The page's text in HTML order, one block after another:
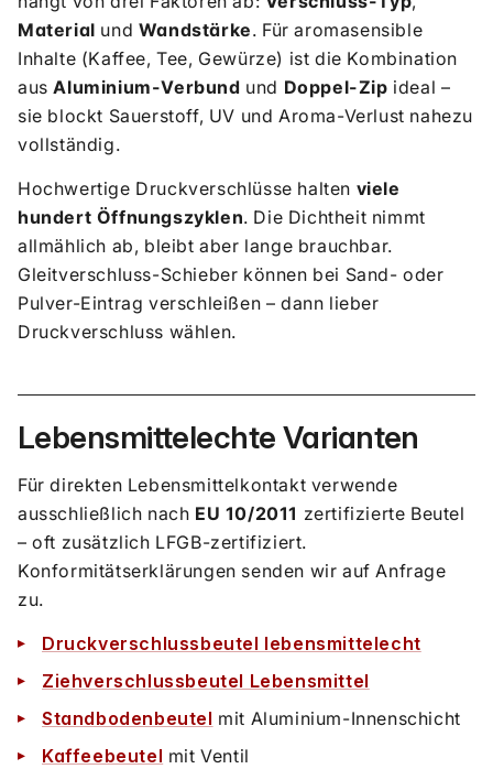
Material und Wandstärke. Für aromasensible
Inhalte (Kaffee, Tee, Gewürze) ist die Kombination
ausAluminium-Verbund und Doppel-Zip ideal –
sie blockt Sauerstoff, UV und Aroma-Verlust nahezu
vollständig.
Hochwertige Druckverschlüsse halten viele
hundert Öffnungszyklen. Die Dichtheit nimmt
allmählich ab, bleibt aber lange brauchbar.
Gleitverschluss-Schieber können bei Sand- oder
Pulver-Eintrag verschleißen – dann lieber
Druckverschluss wählen.
Lebensmittelechte Varianten
Für direkten Lebensmittelkontakt verwende
ausschließlich nach EU 10/2011 zertifizierte Beutel
– oft zusätzlich LFGB-zertifiziert.
Konformitätserklärungen senden wir auf Anfrage
zu.
Druckverschlussbeutel lebensmittelecht
Ziehverschlussbeutel Lebensmittel
Standbodenbeutel mit Aluminium-Innenschicht
Kaffeebeutel mit Ventil